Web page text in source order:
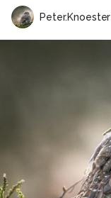
Peter.Knoester